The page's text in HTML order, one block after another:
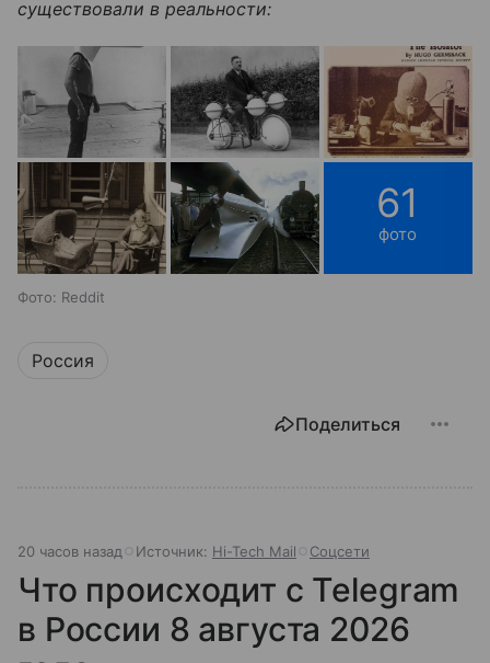
существовали в реальности:
61
фото
Фото: Reddit
Россия
Поделиться
20 часов назад Источник: Hi-Tech Mail Соцсети
Что происходит с Telegram
в России 8 августа 2026